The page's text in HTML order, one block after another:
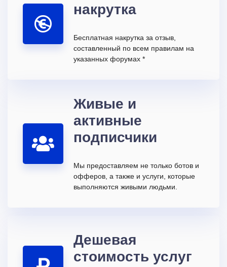
накрутка
Бесплатная накрутка за отзыв,
составленный по всем правилам на
указанных форумах *
Живые и
активные
подписчики
Мы предоставляем не только ботов и
офферов, а также и услуги, которые
выполняются живыми людьми.
Дешевая
стоимость услуг